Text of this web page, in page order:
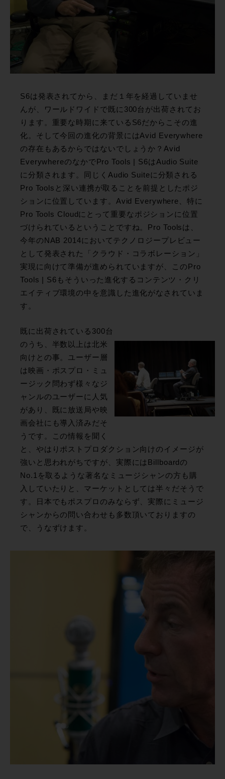
S6は発表されてから、まだ１年を経過していませ
んが、ワールドワイドで既に300台が出荷されてお
ります。重要な時期に来ているS6だからこその進
化。そして今回の進化の背景にはAvid Everywhere
の存在もあるからではないでしょうか？Avid
EverywhereのなかでPro Tools | S6はAudio Suite
に分類されます。同じくAudio Suiteに分類される
Pro Toolsと深い連携が取ることを前提としたポジ
ションに位置しています。Avid Everywhere、特に
Pro Tools Cloudにとって重要なポジションに位置
づけられているということですね。Pro Toolsは、
今年のNAB 2014においてテクノロジープレビュー
として発表された「クラウド・コラボレーション」
実現に向けて準備が進められていますが、このPro
Tools | S6もそういった進化するコンテンツ・クリ
エイティブ環境の中を意識した進化がなされていま
す。
既に出荷されている300台
のうち、半数以上は北米
向けとの事。ユーザー層
は映画・ポスプロ・ミュ
ージック問わず様々なジ
ャンルのユーザーに人気
があり、既に放送局や映
画会社にも導入済みだそ
うです。この情報を聞く
と、やはりポストプロダクション向けのイメージが
強いと思われがちですが、実際にはBillboardの
No.1を取るような著名なミュージシャンの方も購
入していたりと、マーケットとしては半々だそうで
す。日本でもポスプロのみならず、実際にミュージ
シャンからの問い合わせも多数頂いておりますの
で、うなずけます。